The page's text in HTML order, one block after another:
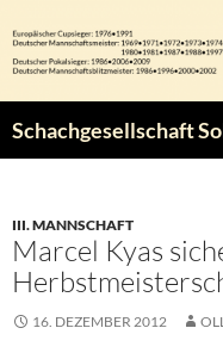
Inhalt
springen
Schachgesellschaft
III. MANNSCHAFT
Marcel Kyas
16. DEZEMBER 2012